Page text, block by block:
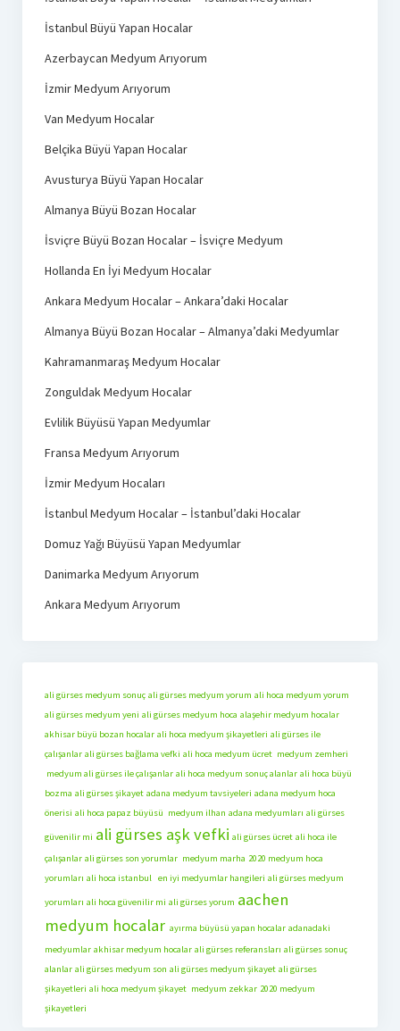
İstanbul Büyü Yapan Hocalar
Azerbaycan Medyum Arıyorum
İzmir Medyum Arıyorum
Van Medyum Hocalar
Belçika Büyü Yapan Hocalar
Avusturya Büyü Yapan Hocalar
Almanya Büyü Bozan Hocalar
İsviçre Büyü Bozan Hocalar – İsviçre Medyum
Hollanda En İyi Medyum Hocalar
Ankara Medyum Hocalar – Ankara’daki Hocalar
Almanya Büyü Bozan Hocalar – Almanya’daki Medyumlar
Kahramanmaraş Medyum Hocalar
Zonguldak Medyum Hocalar
Evlilik Büyüsü Yapan Medyumlar
Fransa Medyum Arıyorum
İzmir Medyum Hocaları
İstanbul Medyum Hocalar – İstanbul’daki Hocalar
Domuz Yağı Büyüsü Yapan Medyumlar
Danimarka Medyum Arıyorum
Ankara Medyum Arıyorum
ali gürses medyum sonuç ali gürses medyum yorum ali hoca medyum yorum
ali gürses medyum yeni ali gürses medyum hoca alaşehir medyum hocalar
akhisar büyü bozan hocalar ali hoca medyum şikayetleri ali gürses ile
çalışanlar ali gürses bağlama vefki ali hoca medyum ücret medyum zemheri
medyum ali gürses ile çalışanlar ali hoca medyum sonuç alanlar ali hoca büyü
bozma ali gürses şikayet adana medyum tavsiyeleri adana medyum hoca
önerisi ali hoca papaz büyüsü medyum ilhan adana medyumları ali gürses
güvenilir mi ali gürses aşk vefki ali gürses ücret ali hoca ile
çalışanlar ali gürses son yorumlar medyum marha 2020 medyum hoca
yorumları ali hoca istanbul en iyi medyumlar hangileri ali gürses medyum
yorumları ali hoca güvenilir mi ali gürses yorum aachen
medyum hocalar ayırma büyüsü yapan hocalar adanadaki
medyumlar akhisar medyum hocalar ali gürses referansları ali gürses sonuç
alanlar ali gürses medyum son ali gürses medyum şikayet ali gürses
şikayetleri ali hoca medyum şikayet medyum zekkar 2020 medyum
şikayetleri